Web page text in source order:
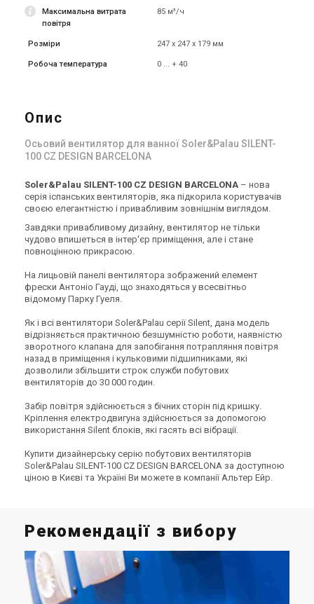
DESIGN
Ціна
4 081 грн
Купити
SILVER DESIGN
Ціна
Купити
Іспанія
Soler&Palau SILENT-100 CZ
SILVER DESIGN 3C
Ціна
5 787 грн
Купити
Soler&Palau SILENT-100 CZ
MARBLE BLACK DESIGN 4C
Ціна
7 867 грн
Купити
Іспанія
Вентилятор для ванної
Soler&Palau SILENT-200 CZ
DESIGN 3C
5 886 грн
Купити
Іспанія
Вентилятор для ванної
Soler&Palau SILENT-200 CZ
7 850 грн
Купити
В наявності (7)
Іспанія
Вентилятор для ванної
Soler&Palau SILENT-100 CRZ
DESIGN
Ціна
6 378 грн
В наявності
Іспанія
Вентилятор для ванної
Soler&Palau SILENT-100 CRZ
Максимальна витрата
повітря
85 м³/ч
Розміри 247 х 247 х 179 мм
Робоча температура 0 ... + 40
Опис
Осьовий вентилятор для ванної Soler&Palau SILENT-
100 CZ DESIGN BARCELONA
Soler&Palau SILENT-100 CZ DESIGN BARCELONA – нова
серія іспанських вентиляторів, яка підкорила користувачів
своєю елегантністю і привабливим зовнішнім виглядом.
Завдяки привабливому дизайну, вентилятор не тільки
чудово впишеться в інтер'єр приміщення, але і стане
повноцінною прикрасою.
На лицьовій панелі вентилятора зображений елемент
фрески Антоніо Гауді, що знаходяться у всесвітньо
відомому Парку Гуеля.
Як і всі вентилятори Soler&Palau серії Silent, дана модель
відрізняється практичною безшумністю роботи, наявністю
зворотного клапана для запобігання потрапляння повітря
назад в приміщення і кульковими підшипниками, які
дозволили збільшити строк служби побутових
вентиляторів до 30 000 годин.
Забір повітря здійснюється з бічних сторін під кришку.
Кріплення електродвигуна здійснюється за допомогою
використання Silent блоків, які гасять всі вібрації.
Купити дизайнерську серію побутових вентиляторів
Soler&Palau SILENT-100 CZ DESIGN BARCELONA за доступною
ціною в Києві та Україні Ви можете в компанії Альтер Ейр.
Рекомендації з вибору